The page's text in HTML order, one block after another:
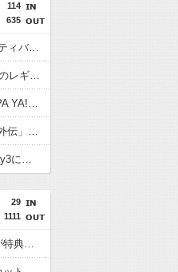
114
635
【海外】Metal Hammer：ダウンロード・フェスティバル史上最高の13のパフォーマンスにBABYMETAL
【海外】BABYMETAL（9回）はサマーソニックのレギュラー出演者の中で2番目に多い
【海外】KANO(@onefive)がBABYMETAL「PA PA YA!!」に合わせて踊ってる
BABYMETAL「LuckyFes’26」「CANNONBALL外伝」グッズ販売決定
METALVERSEが「Heavy Kawaii Fes 2026」 Day3に登場
29
1111
【日向坂46】藤嶌果歩、衝撃の黒ビキニカットが特典に！！！